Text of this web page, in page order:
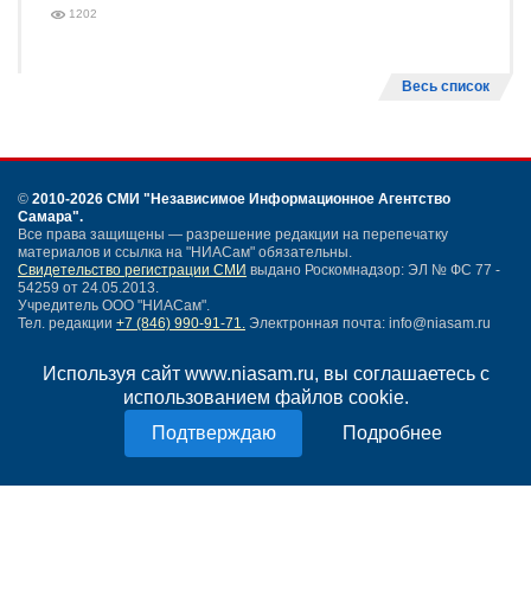
Используя сайт www.niasam.ru, вы соглашаетесь с
использованием файлов cookie.
Подробнее
1202
Весь список
© 2010-2026 СМИ "Независимое Информационное Агентство
Самара".
Все права защищены — разрешение редакции на перепечатку
материалов и ссылка на "НИАСам" обязательны.
Свидетельство регистрации СМИ выдано Роскомнадзор: ЭЛ № ФС 77 -
54259 от 24.05.2013.
Учредитель ООО "НИАСам".
Тел. редакции +7 (846) 990-91-71. Электронная почта: info@niasam.ru
Карта сайта
Нашли ошибку?
Политика конфиденциальности
Согласие на обработку персональных данных